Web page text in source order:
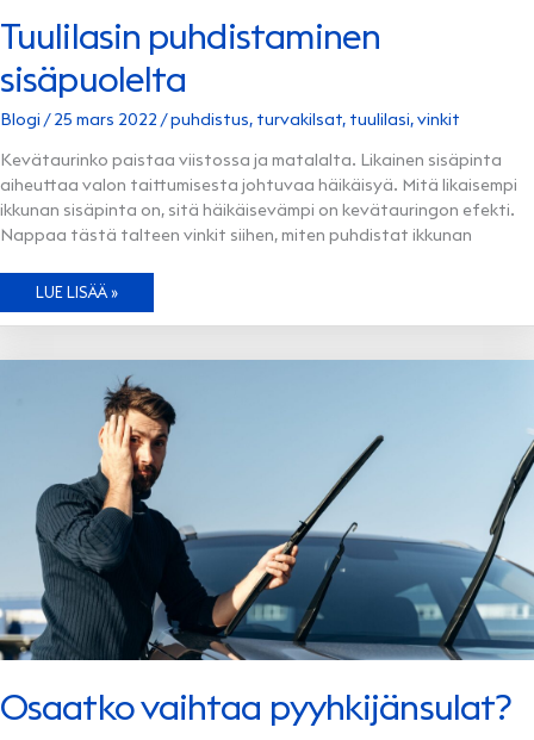
Tuulilasin puhdistaminen
sisäpuolelta
Blogi /25 mars 2022 /puhdistus, turvakilsat, tuulilasi,vinkit
Kevätaurinko paistaa viistossa ja matalalta. Likainen sisäpinta
aiheuttaa valon taittumisesta johtuvaa häikäisyä. Mitä likaisempi
ikkunan sisäpinta on, sitä häikäisevämpi on kevätauringon efekti.
Nappaa tästä talteen vinkit siihen, miten puhdistat ikkunan
TUULILASIN
SISÄPUOLELTA
LUE LISÄÄ »
Osaatko vaihtaa pyyhkijänsulat?